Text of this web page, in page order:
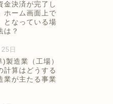
金決済が完了し
ホーム画面上で
となっている場
は？
日
製造業（工場）
計算はどうする
業が主たる事業